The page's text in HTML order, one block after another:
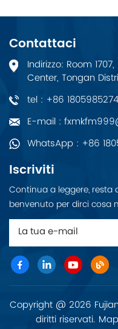
Contattaci
Indirizzo: Room
Center, Tongan
tel : +86
E-mail :
WhatsApp : +86
Iscriviti
Continua a leggere, resta
benvenuto per dirci cosa
Copyright @ 2026
diritti riservati.